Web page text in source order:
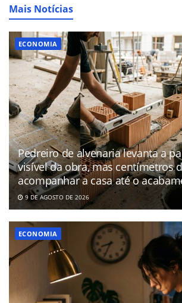
Mais Notícias
ECONOMIA
Pedreiro de alvenaria levanta a
visível da obra, mas centímetros
acompanhar a casa até o
9 DE AGOSTO DE 2026
ECONOMIA